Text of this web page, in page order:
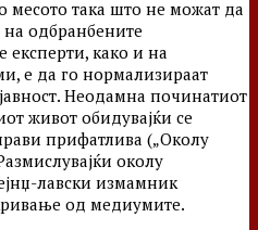
месото така што не можат да
на одбранбените
експерти, како и на
е да го нормализираат
Неодамна починатиот
живот обидувајќи се
прифатлива („Околу
околу
лавски измамник
од медиумите.